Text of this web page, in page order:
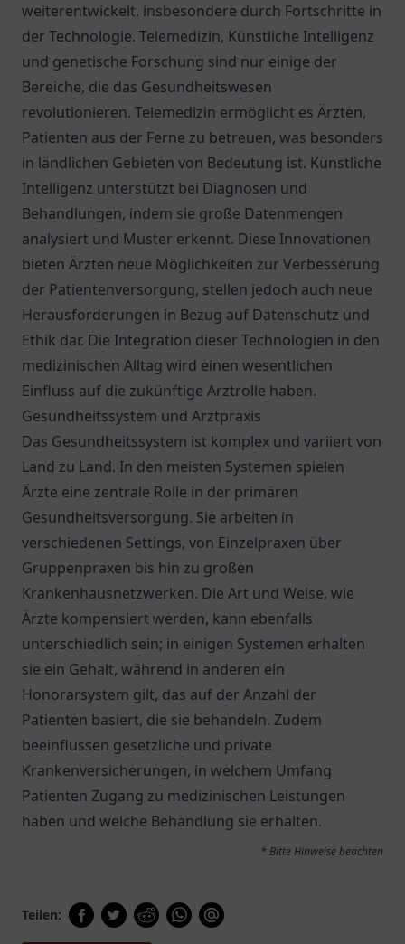
weiterentwickelt, insbesondere durch Fortschritte in
der Technologie. Telemedizin, Künstliche Intelligenz
und genetische Forschung sind nur einige der
Bereiche, die das Gesundheitswesen
revolutionieren. Telemedizin ermöglicht es Ärzten,
Patienten aus der Ferne zu betreuen, was besonders
in ländlichen Gebieten von Bedeutung ist. Künstliche
Intelligenz unterstützt bei Diagnosen und
Behandlungen, indem sie große Datenmengen
analysiert und Muster erkennt. Diese Innovationen
bieten Ärzten neue Möglichkeiten zur Verbesserung
der Patientenversorgung, stellen jedoch auch neue
Herausforderungen in Bezug auf Datenschutz und
Ethik dar. Die Integration dieser Technologien in den
medizinischen Alltag wird einen wesentlichen
Einfluss auf die zukünftige Arztrolle haben.
Gesundheitssystem und Arztpraxis
Das Gesundheitssystem ist komplex und variiert von
Land zu Land. In den meisten Systemen spielen
Ärzte eine zentrale Rolle in der primären
Gesundheitsversorgung. Sie arbeiten in
verschiedenen Settings, von Einzelpraxen über
Gruppenpraxen bis hin zu großen
Krankenhausnetzwerken. Die Art und Weise, wie
Ärzte kompensiert werden, kann ebenfalls
unterschiedlich sein; in einigen Systemen erhalten
sie ein Gehalt, während in anderen ein
Honorarsystem gilt, das auf der Anzahl der
Patienten basiert, die sie behandeln. Zudem
beeinflussen gesetzliche und private
Krankenversicherungen, in welchem Umfang
Patienten Zugang zu medizinischen Leistungen
haben und welche Behandlung sie erhalten.
* Bitte Hinweise beachten
Teilen: